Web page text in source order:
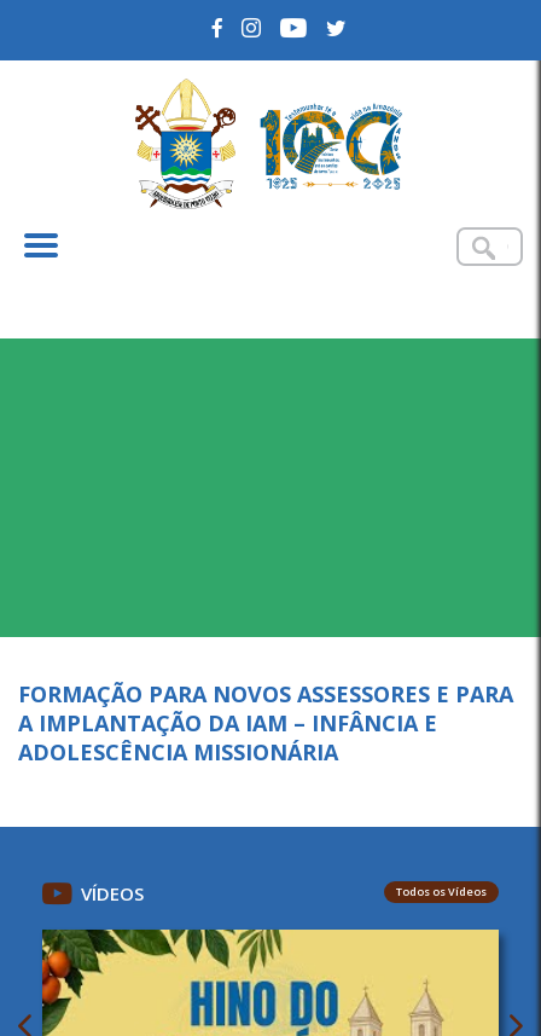
FORMAÇÃO PARA NOVOS ASSESSORES E PARA
A IMPLANTAÇÃO DA IAM – INFÂNCIA E
ADOLESCÊNCIA MISSIONÁRIA
VÍDEOS Todos os Vídeos